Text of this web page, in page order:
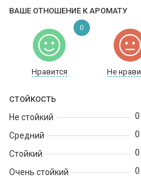
ВАШЕ ОТНОШЕНИЕ К АРОМАТУ
Нравится Не
0
СТОЙКОСТЬ
Не стойкий
Средний
Стойкий
Очень стойкий
0
0
0
0